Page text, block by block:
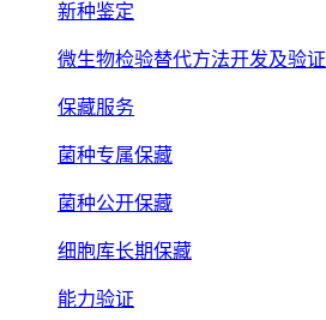
新种鉴定
微生物检验替代方法开发及验证
保藏服务
菌种专属保藏
菌种公开保藏
细胞库长期保藏
能力验证